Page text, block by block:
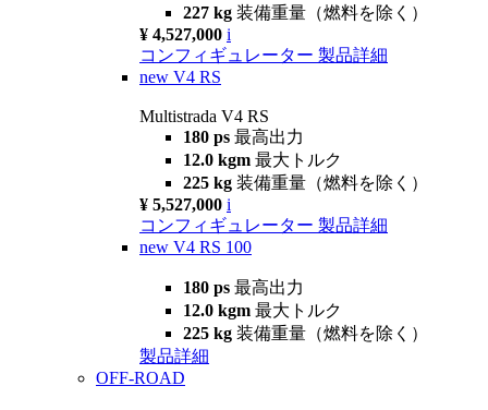
227 kg 装備重量（燃料を除く）
¥ 4,527,000 i
コンフィギュレーター 製品詳細
new V4 RS
Multistrada V4 RS
180 ps 最高出力
12.0 kgm 最大トルク
225 kg 装備重量（燃料を除く）
¥ 5,527,000 i
コンフィギュレーター 製品詳細
new V4 RS 100
180 ps 最高出力
12.0 kgm 最大トルク
225 kg 装備重量（燃料を除く）
製品詳細
OFF-ROAD